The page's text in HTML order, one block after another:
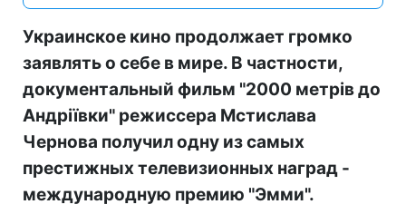
Украинское кино продолжает громко
заявлять о себе в мире. В частности,
документальный фильм "2000 метрів до
Андріївки" режиссера Мстислава
Чернова получил одну из самых
престижных телевизионных наград -
международную премию "Эмми".